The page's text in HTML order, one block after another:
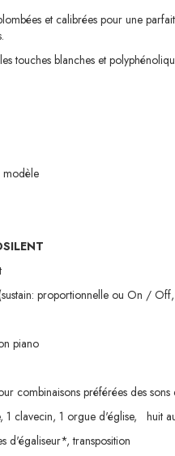
et calibrées pour une
touches blanches et
modèle
proportionnelle ou On /
piano
combinaisons préférées des
1 clavecin, 1 orgue d'église, huit
d'égaliseur*, transposition